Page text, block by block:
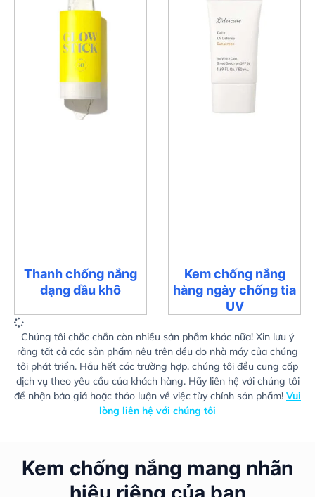
Thanh chống nắng
dạng dầu khô
Kem chống nắng
hàng ngày chống tia
UV
Chúng tôi chắc chắn còn nhiều sản phẩm khác nữa! Xin lưu ý
rằng tất cả các sản phẩm nêu trên đều do nhà máy của chúng
tôi phát triển. Hầu hết các trường hợp, chúng tôi đều cung cấp
dịch vụ theo yêu cầu của khách hàng. Hãy liên hệ với chúng tôi
để nhận báo giá hoặc thảo luận về việc tùy chỉnh sản phẩm! Vui
lòng liên hệ với chúng tôi
Kem chống nắng mang nhãn